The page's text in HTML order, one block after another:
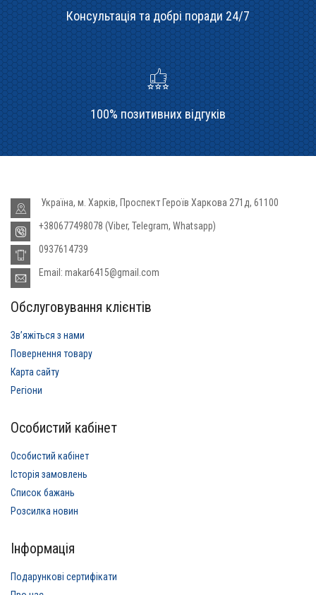
Консультація та добрі поради 24/7
100% позитивних відгуків
Україна, м. Харків, Проспект Героїв Харкова 271д, 61100
+380677498078 (Viber, Telegram, Whatsapp)
0937614739
Email: makar6415@gmail.com
Обслуговування клієнтів
Звʼяжіться з нами
Повернення товару
Карта сайту
Регіони
Особистий кабінет
Особистий кабінет
Історія замовлень
Список бажань
Розсилка новин
Інформація
Подарункові сертифікати